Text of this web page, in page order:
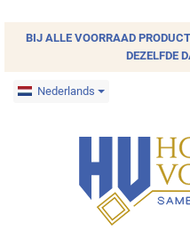
BIJ ALLE VOORRAAD
DEZELFDE
Nederlands